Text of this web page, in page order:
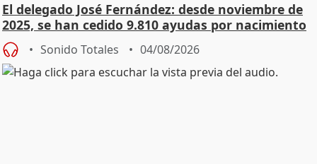
El delegado José Fernández: desde noviembre de
2025, se han cedido 9.810 ayudas por nacimiento
Sonido Totales 04/08/2026